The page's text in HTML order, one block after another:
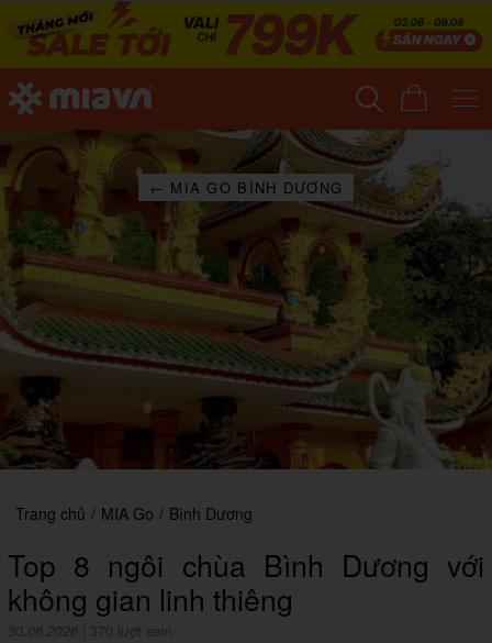
← MIA GO BÌNH DƯƠNG
Trang chủ / MIA Go / Bình Dương
Top 8 ngôi chùa Bình Dương với
không gian linh thiêng
30.06.2026 370 lượt xem